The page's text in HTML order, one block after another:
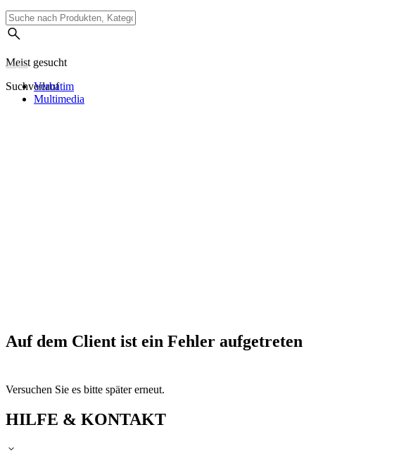
Meist gesucht
Suchverlauf
Verbatim
Multimedia
Auf dem Client ist ein Fehler aufgetreten
Versuchen Sie es bitte später erneut.
HILFE & KONTAKT